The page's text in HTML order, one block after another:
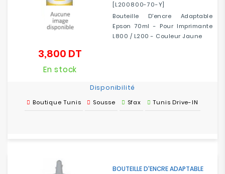
[L200800-70-Y]
Bouteille D'encre Adaptable
Epson 70ml - Pour Imprimante
L800 / L200 - Couleur Jaune
3,800 DT
En stock
Disponibilité
Boutique Tunis Sousse Sfax Tunis Drive-IN
BOUTEILLE D'ENCRE ADAPTABLE